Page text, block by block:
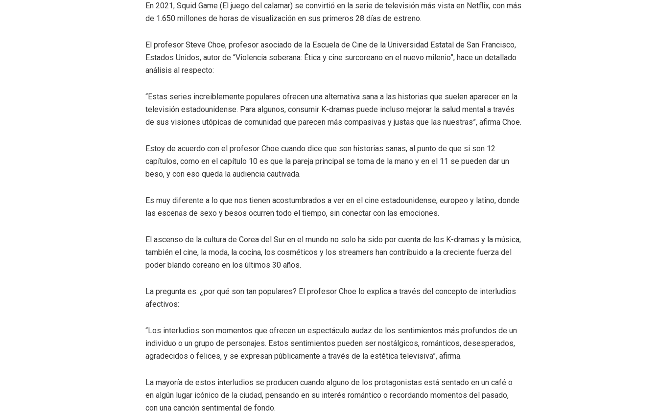
En 2021, Squid Game (El juego del calamar) se convirtió en la serie de televisión más vista en Netflix, con más
de 1.650 millones de horas de visualización en sus primeros 28 días de estreno.
El profesor Steve Choe, profesor asociado de la Escuela de Cine de la Universidad Estatal de San Francisco,
Estados Unidos, autor de “Violencia soberana: Ética y cine surcoreano en el nuevo milenio”, hace un detallado
análisis al respecto:
“Estas series increíblemente populares ofrecen una alternativa sana a las historias que suelen aparecer en la
televisión estadounidense. Para algunos, consumir K-dramas puede incluso mejorar la salud mental a través
de sus visiones utópicas de comunidad que parecen más compasivas y justas que las nuestras”, afirma Choe.
Estoy de acuerdo con el profesor Choe cuando dice que son historias sanas, al punto de que si son 12
capítulos, como en el capítulo 10 es que la pareja principal se toma de la mano y en el 11 se pueden dar un
beso, y con eso queda la audiencia cautivada.
Es muy diferente a lo que nos tienen acostumbrados a ver en el cine estadounidense, europeo y latino, donde
las escenas de sexo y besos ocurren todo el tiempo, sin conectar con las emociones.
El ascenso de la cultura de Corea del Sur en el mundo no solo ha sido por cuenta de los K-dramas y la música,
también el cine, la moda, la cocina, los cosméticos y los streamers han contribuido a la creciente fuerza del
poder blando coreano en los últimos 30 años.
La pregunta es: ¿por qué son tan populares? El profesor Choe lo explica a través del concepto de interludios
afectivos:
“Los interludios son momentos que ofrecen un espectáculo audaz de los sentimientos más profundos de un
individuo o un grupo de personajes. Estos sentimientos pueden ser nostálgicos, románticos, desesperados,
agradecidos o felices, y se expresan públicamente a través de la estética televisiva”, afirma.
La mayoría de estos interludios se producen cuando alguno de los protagonistas está sentado en un café o
en algún lugar icónico de la ciudad, pensando en su interés romántico o recordando momentos del pasado,
con una canción sentimental de fondo.